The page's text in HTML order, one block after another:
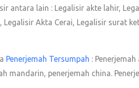
antara lain : Legalisir akte lahir,
Akta Cerai, Legalisir surat
Penerjemah Tersumpah :
mandarin, penerjemah china.